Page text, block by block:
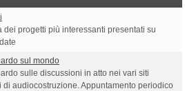
dei progetti più interessanti presentati su
sul mondo
sulle discussioni in atto nei vari siti
di audiocostruzione. Appuntamento periodico